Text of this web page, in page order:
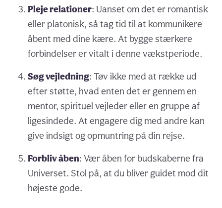
Pleje relationer: Uanset om det er romantisk
eller platonisk, så tag tid til at kommunikere
åbent med dine kære. At bygge stærkere
forbindelser er vitalt i denne vækstperiode.
Søg vejledning: Tøv ikke med at række ud
efter støtte, hvad enten det er gennem en
mentor, spirituel vejleder eller en gruppe af
ligesindede. At engagere dig med andre kan
give indsigt og opmuntring på din rejse.
Forbliv åben: Vær åben for budskaberne fra
Universet. Stol på, at du bliver guidet mod dit
højeste gode.